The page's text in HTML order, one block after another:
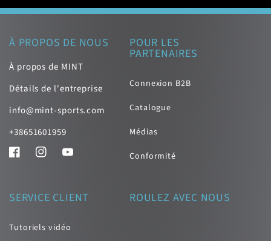
À PROPOS DE NOUS
À propos de MINT
Détails de l'entreprise
info@mint-sports.com
+38651601959
FacebookInstagramYouTube
POUR LES
PARTENAIRES
Connexion B2B
Catalogue
Médias
Conformité
SERVICE CLIENT
Tutoriels vidéo
ROULEZ AVEC NOUS